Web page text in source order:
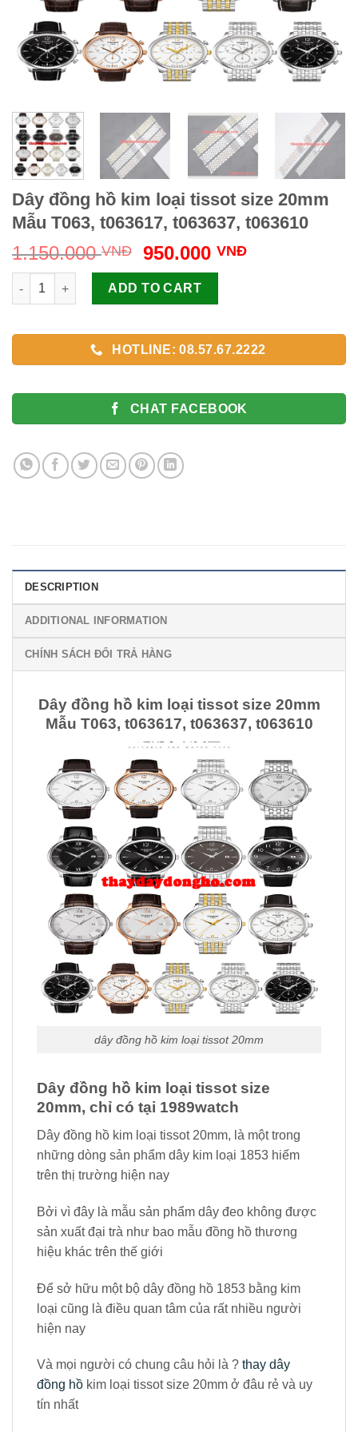
Dây đồng hồ kim loại tissot size 20mm
Mẫu T063, t063617, t063637, t063610
1.150.000VNĐ
Original
price
was:
1.150.000 VNĐ.
950.000VNĐCurrent
Dây đồng hồ kim loại tissot size 20mm Mẫu T063, t063617,
ADD TO CART
HOTLINE: 08.57.67.2222
CHAT FACEBOOK
DESCRIPTION
ADDITIONAL INFORMATION
CHÍNH SÁCH ĐỔI TRẢ HÀNG
Dây đồng hồ kim loại tissot size 20mm
Mẫu T063, t063617, t063637, t063610
dây đồng hồ kim loại tissot 20mm
Dây đồng hồ kim loại tissot size
20mm, chỉ có tại 1989watch
Dây đồng hồ kim loại tissot 20mm, là một trong
những dòng sản phẩm dây kim loại 1853 hiếm
trên thị trường hiện nay
Bởi vì đây là mẫu sản phẩm dây đeo không được
sản xuất đại trà như bao mẫu đồng hồ thương
hiệu khác trên thế giới
Để sở hữu một bộ dây đồng hồ 1853 bằng kim
loại cũng là điều quan tâm của rất nhiều người
hiện nay
Và mọi người có chung câu hỏi là ? thay dây
đồng hồ kim loại tissot size 20mm ở đâu rẻ và uy
tín nhất